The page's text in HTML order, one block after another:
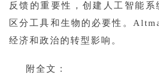
框
架
反馈的重要性，创建人工智能
区分工具和生物的必要性。
经济和政治的转型影响。
附全文：